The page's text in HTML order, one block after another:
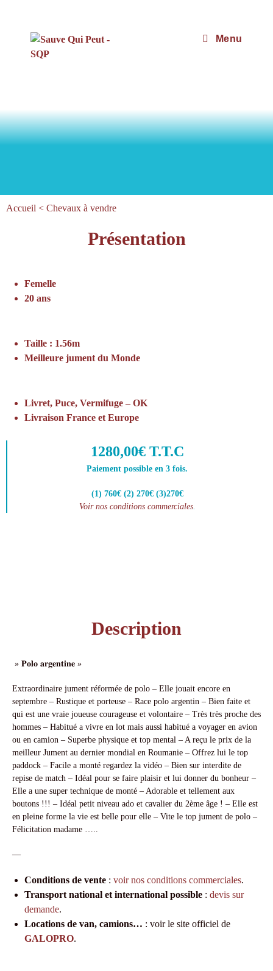
Menu
Accueil < Chevaux à vendre
Présentation
Femelle
20 ans
Taille : 1.56m
Meilleure jument du Monde
Livret, Puce, Vermifuge – OK
Livraison France et Europe
1280,00€ T.T.C
Paiement possible en 3 fois.
(1) 760€ (2) 270€ (3)270€
Voir nos conditions commerciales.
Description
» 𝐏𝐨𝐥𝐨 𝐚𝐫𝐠𝐞𝐧𝐭𝐢𝐧𝐞 »
Extraordinaire jument réformée de polo – Elle jouait encore en
septembre – Rustique et porteuse – Race polo argentin – Bien faite et
qui est une vraie joueuse courageuse et volontaire – Très très proche des
hommes – Habitué a vivre en lot mais aussi habitué a voyager en avion
ou en camion – Superbe physique et top mental – A reçu le prix de la
meilleur Jument au dernier mondial en Roumanie – Offrez lui le top
paddock – Facile a monté regardez la vidéo – Bien sur interdite de
repise de match – Idéal pour se faire plaisir et lui donner du bonheur –
Elle a une super technique de monté – Adorable et tellement aux
boutons !!! – Idéal petit niveau ado et cavalier du 2ème âge ! – Elle est
en pleine forme la vie est belle pour elle – Vite le top jument de polo –
Félicitation madame …..
—
Conditions de vente : voir nos conditions commerciales.
Transport national et international possible : devis sur
demande.
Locations de van, camions… : voir le site officiel de
GALOPRO.